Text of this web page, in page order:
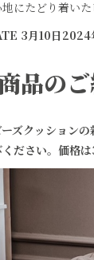
ビーズ
吸音家
デスク
にたどり着い
3月10日2024
品の
ズクッション
ださい。価格